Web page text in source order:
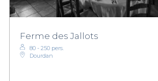
Ferme des Jallots
80 - 250 pers.
Dourdan